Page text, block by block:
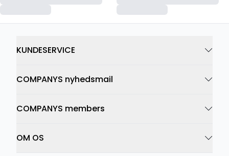
KUNDESERVICE
COMPANYS nyhedsmail
COMPANYS members
OM OS